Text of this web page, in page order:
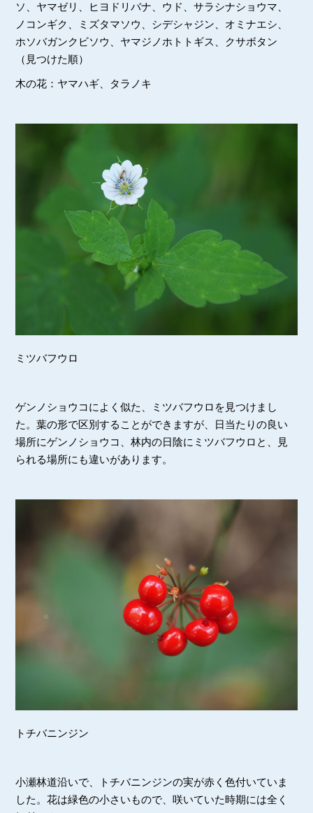
ソ、ヤマゼリ、ヒヨドリバナ、ウド、サラシナショウマ、
ノコンギク、ミズタマソウ、シデシャジン、オミナエシ、
ホソバガンクビソウ、ヤマジノホトトギス、クサボタン
（見つけた順）
木の花：ヤマハギ、タラノキ
ミツバフウロ
ゲンノショウコによく似た、ミツバフウロを見つけまし
た。葉の形で区別することができますが、日当たりの良い
場所にゲンノショウコ、林内の日陰にミツバフウロと、見
られる場所にも違いがあります。
トチバニンジン
小瀬林道沿いで、トチバニンジンの実が赤く色付いていま
した。花は緑色の小さいもので、咲いていた時期には全く